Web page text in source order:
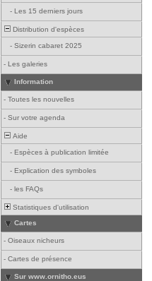
- Les 15 derniers jours
Distribution d'espèces
- Sizerin cabaret 2025
- Les galeries
Information
- Toutes les nouvelles
- Sur votre agenda
Aide
- Espèces à publication limitée
- Explication des symboles
- les FAQs
Statistiques d'utilisation
Cartes
- Oiseaux nicheurs
- Cartes de présence
Sur www.ornitho.eus